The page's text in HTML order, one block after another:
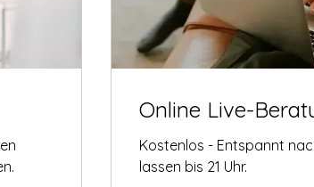
Online Live-
Kostenlos - Entspannt
lassen bis 21 Uhr.